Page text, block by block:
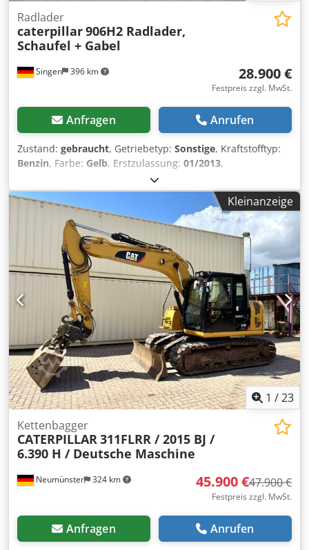
Singen 396 km
Radlader
caterpillar906H2 Radlader,
Schaufel + Gabel
28.900 €
Festpreis zzgl. MwSt.
Anfragen Anrufen
Zustand: gebraucht, Getriebetyp: Sonstige, Kraftstofftyp:
Benzin, Farbe: Gelb, Erstzulassung: 01/2013,
, Federung:
Betriebsstunden:3.700 h, Fahrerkabine:Sonstige, *
Schaufel Dedpfx Aezrzf Asc Eock * Ladegabel ...
Gebrauchtwagen, inkl. Mwst.
Kleinanzeige
1 /23
Neumünster 324 km
Kettenbagger
CATERPILLAR311FLRR / 2015 BJ /
6.390 H / Deutsche Maschine
45.900 €47.900 €
Festpreis zzgl. MwSt.
Anfragen Anrufen